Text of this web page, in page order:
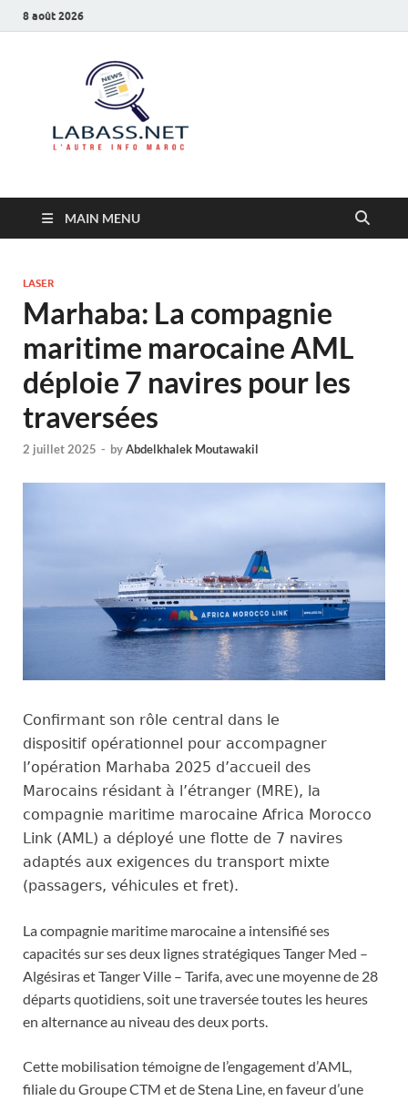
8 août 2026
MAIN MENU
LASER
Marhaba: La compagnie
maritime marocaine AML
déploie 7 navires pour les
traversées
2 juillet 2025 - byAbdelkhalek Moutawakil
Confirmant son rôle central dans le
dispositif opérationnel pour accompagner
l’opération Marhaba 2025 d’accueil des
Marocains résidant à l’étranger (MRE), la
compagnie maritime marocaine Africa Morocco
Link (AML) a déployé une flotte de 7 navires
adaptés aux exigences du transport mixte
(passagers, véhicules et fret).
La compagnie maritime marocaine a intensifié ses
capacités sur ses deux lignes stratégiques Tanger Med –
Algésiras et Tanger Ville – Tarifa, avec une moyenne de 28
départs quotidiens, soit une traversée toutes les heures
en alternance au niveau des deux ports.
Cette mobilisation témoigne de l’engagement d’AML,
filiale du Groupe CTM et de Stena Line, en faveur d’une